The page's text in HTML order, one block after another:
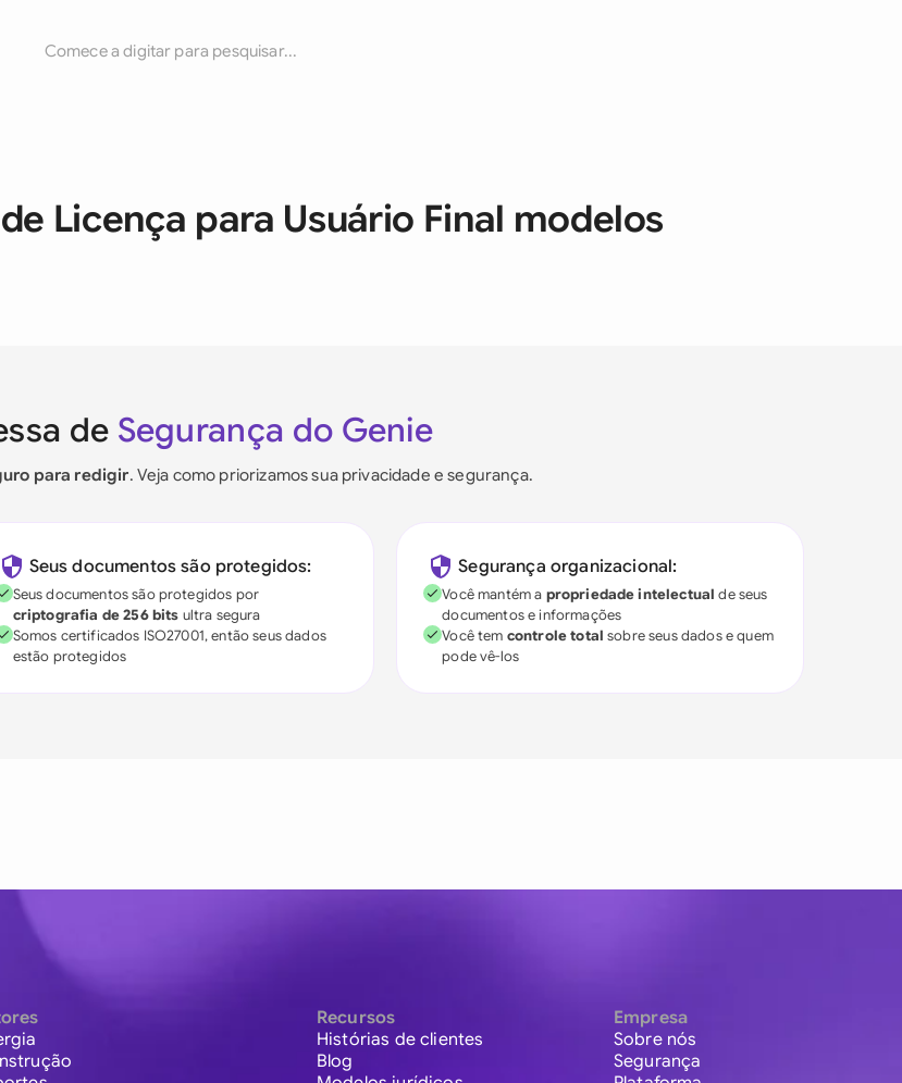
Comece a digitar para pesquisar...
Licença para Usuário Final modelos
de Segurança do Genie
para redigir. Veja como priorizamos sua privacidade e segurança.
Seus documentos são protegidos:
Seus documentos são protegidos por
criptografia de 256 bits ultra segura
Somos certificados ISO27001, então seus dados
estão protegidos
Segurança organizacional:
Você mantém a propriedade intelectual de seus
documentos e informações
Você tem controle total sobre seus dados e quem
pode vê-los
Recursos
Histórias de clientes
Blog
Empresa
Sobre nós
Segurança